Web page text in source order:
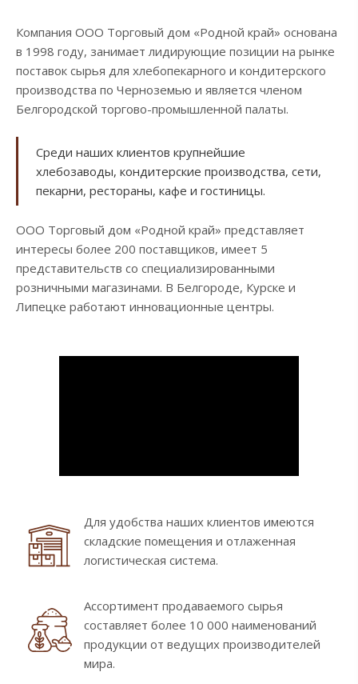
Компания ООО Торговый дом «Родной край» основана
в 1998 году, занимает лидирующие позиции на рынке
поставок сырья для хлебопекарного и кондитерского
производства по Черноземью и является членом
Белгородской торгово-промышленной палаты.
Среди наших клиентов крупнейшие
хлебозаводы, кондитерские производства, сети,
пекарни, рестораны, кафе и гостиницы.
ООО Торговый дом «Родной край» представляет
интересы более 200 поставщиков, имеет 5
представительств со специализированными
розничными магазинами. В Белгороде, Курске и
Липецке работают инновационные центры.
Для удобства наших клиентов имеются
складские помещения и отлаженная
логистическая система.
Ассортимент продаваемого сырья
составляет более 10 000 наименований
продукции от ведущих производителей
мира.